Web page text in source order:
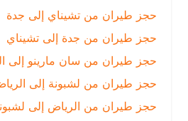
حجز طيران من تشيناي إلى جدة
حجز طيران من جدة إلى تشيناي |
حجز طيران من سان مارينو إلى الرياض
حجز طيران من لشبونة إلى الرياض
|
حجز طيران من الرياض إلى لشبونة |